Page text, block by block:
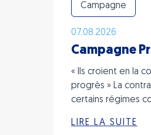
Campagne
07.08.2026
Campagne
« Ils croient en la
progrès » La
certains régimes
LIRE LA SUITE